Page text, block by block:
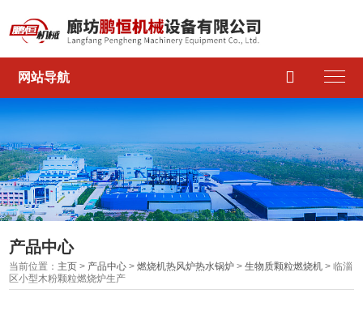
网站导航 
产品中心
当前位置： 主页 > 产品中心 >燃烧机热风炉热水锅炉 >生物质颗粒燃烧机 > 临淄
区小型木粉颗粒燃烧炉生产